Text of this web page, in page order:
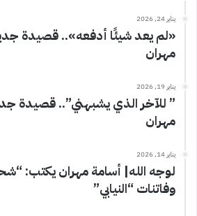
يناير 24, 2026
«لم يعد شيئًا أدفعه».. قصيدة
مهران
يناير 19, 2026
” للآخر الذي يشبهني”.. قصيدة
مهران
يناير 14, 2026
لوجه الله| أسامة مهران يكتب:
وفاتنات “النيابي”